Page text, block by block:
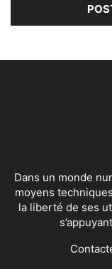
Dans un monde
moyens
la liberté de ses